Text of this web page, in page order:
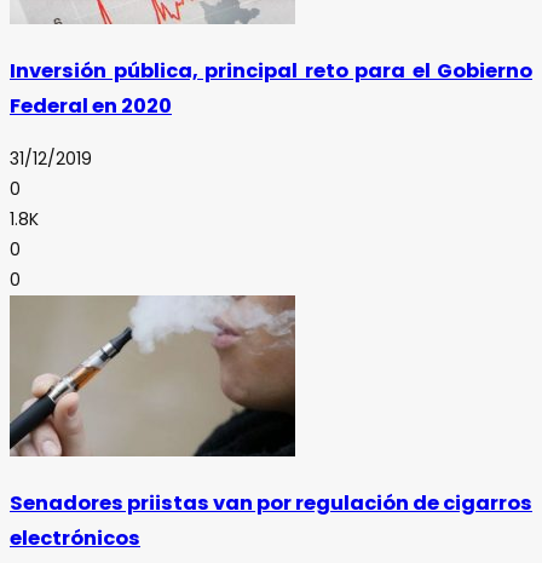
Inversión pública, principal reto para el Gobierno
Federal en 2020
31/12/2019
0
1.8K
0
0
Senadores priistas van por regulación de cigarros
electrónicos